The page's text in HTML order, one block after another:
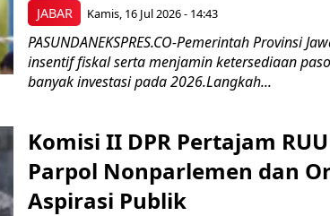
JABAR Kamis, 16 Jul 2026 - 14:43
PASUNDANEKSPRES.CO-Pemerintah Provinsi
insentif fiskal serta menjamin ketersediaan
banyak investasi pada 2026.Langkah...
Komisi II DPR Pertajam
Parpol Nonparlemen dan
Aspirasi Publik